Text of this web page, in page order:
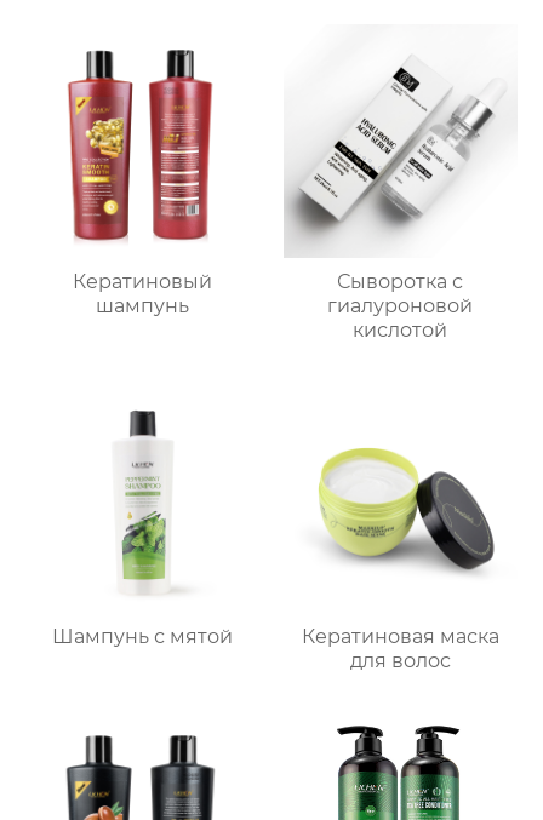
Кератиновый
шампунь
Сыворотка с
гиалуроновой
кислотой
Шампунь с мятой
Кератиновая маска
для волос